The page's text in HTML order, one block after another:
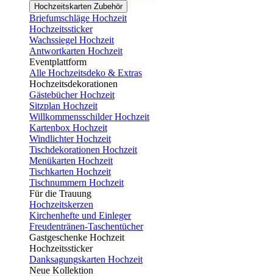
Hochzeitskarten Zubehör
Briefumschläge Hochzeit
Hochzeitssticker
Wachssiegel Hochzeit
Antwortkarten Hochzeit
Eventplattform
Alle Hochzeitsdeko & Extras
Hochzeitsdekorationen
Gästebücher Hochzeit
Sitzplan Hochzeit
Willkommensschilder Hochzeit
Kartenbox Hochzeit
Windlichter Hochzeit
Tischdekorationen Hochzeit
Menükarten Hochzeit
Tischkarten Hochzeit
Tischnummern Hochzeit
Für die Trauung
Hochzeitskerzen
Kirchenhefte und Einleger
Freudentränen-Taschentücher
Gastgeschenke Hochzeit
Hochzeitssticker
Danksagungskarten Hochzeit
Neue Kollektion